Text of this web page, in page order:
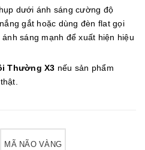
dưới ánh sáng cường độ
gắt hoặc dùng đèn flat gọi
sáng mạnh để xuất hiện hiệu
Thường X3 nếu sản phẩm
MÃ NÃO VÀNG